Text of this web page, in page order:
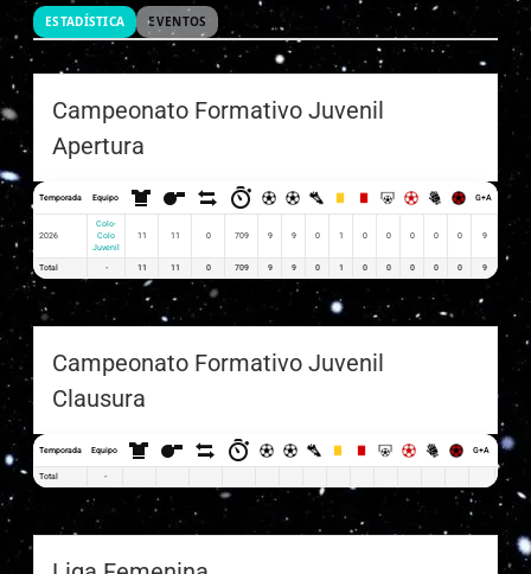
ESTADÍSTICA EVENTOS
Campeonato Formativo Juvenil
Apertura
Temporada Equipo G+A G x PJ
2026
Colo-
Colo
Juvenil
11 11 0 709 9 9 0 1 0 0 0 0 0 9
Total - 11 11 0 709 9 9 0 1 0 0 0 0 0 9
Campeonato Formativo Juvenil
Clausura
Temporada Equipo G+A G x PJ
Total -